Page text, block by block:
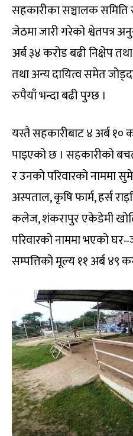
सहकारीका सञ्चालक समिति
जेठमा जारी गरेको श्वेतपत्र
अर्ब ३४ करोड बढी निक्षेप
तथा अन्य दायित्व समेत
रुपैयाँ भन्दा बढी पुग्छ ।
यस्तै सहकारीबाट ४ अर्ब १०
पाइएको छ । सहकारीको
र उनको परिवारको नाममा
अस्पताल, कृषि फार्म, हर्स
कलेज, शंकरापुर एकेडेमी
परिवारको नाममा भएको
सम्पत्तिको मूल्य ११ अर्ब ४९